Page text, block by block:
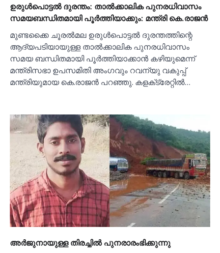
ഉരുള്‍പൊട്ടല്‍ ദുരന്തം: താല്‍ക്കാലിക പുനരധിവാസം
സമയബന്ധിതമായി പൂര്‍ത്തിയാക്കും: മന്ത്രി കെ.രാജന്‍
മുണ്ടക്കൈ ചൂരല്‍മല ഉരുള്‍പൊട്ടല്‍ ദുരന്തത്തിന്റെ
ആദ്യപടിയായുള്ള താല്‍ക്കാലിക പുനരധിവാസം
സമയ ബന്ധിതമായി പൂര്‍ത്തിയാക്കാന്‍ കഴിയുമെന്ന്
മന്ത്രിസഭാ ഉപസമിതി അംഗവും റവന്യു വകുപ്പ്
മന്ത്രിയുമായ കെ.രാജന്‍ പറഞ്ഞു. കളക്‌ട്രേറ്റില്‍…
അര്‍ജുനായുള്ള തിരച്ചില്‍ പുനരാരംഭിക്കുന്നു